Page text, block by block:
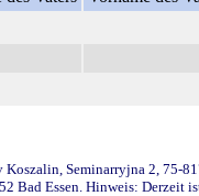
Seminarryjna 2, 75-
Bad Essen. Hinweis: Derzeit